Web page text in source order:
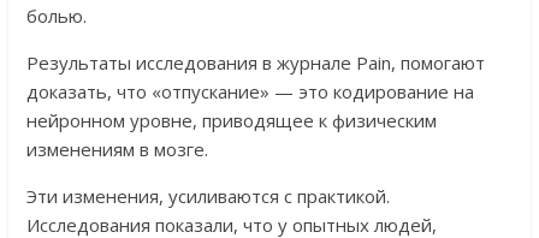
болью.
Результаты исследования в журнале Pain, помогают
доказать, что «отпускание» — это кодирование на
нейронном уровне, приводящее к физическим
изменениям в мозге.
Эти изменения, усиливаются с практикой.
Исследования показали, что у опытных людей,